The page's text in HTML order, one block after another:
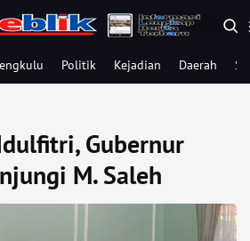
Politik Kejadian Daerah
Gubernur
M. Saleh